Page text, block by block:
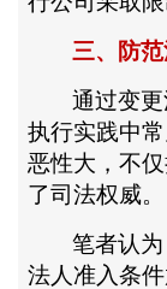
三、防
通过变
执行实践中
恶性大，不
了司法权威。
笔者认
法人准入条